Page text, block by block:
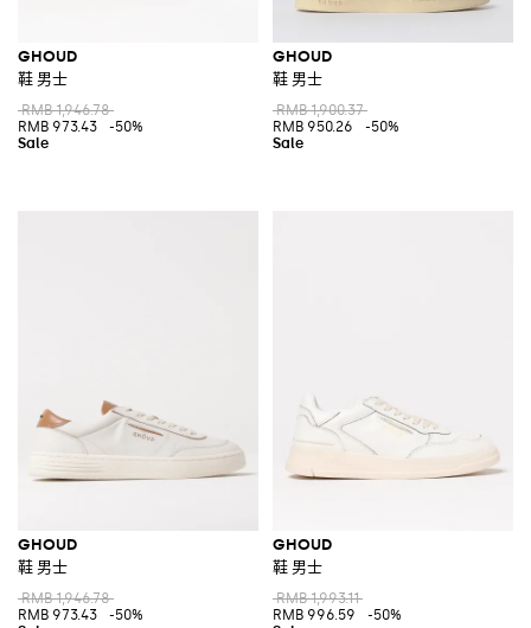
GHOUD
鞋 男士
RMB 1,946.78
RMB 973.43
-50%
GHOUD
鞋 男士
RMB 1,900.37
RMB 950.26
-50%
GHOUD
鞋 男士
RMB 1,946.78
RMB 973.43
-50%
GHOUD
鞋 男士
RMB 1,993.11
RMB 996.59
-50%